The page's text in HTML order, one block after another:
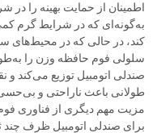
اطمینان از حمایت بهینه را
به‌گونه‌ای که در شرایط گرم
کند، در حالی که در محیط‌های
سلولی فوم حافظه وزن را
صندلی اتومبیل توزیع می‌کند
طولانی باعث ناراحتی و
مزیت مهم دیگری از فناوری
برای صندلی اتومبیل ظرف چند